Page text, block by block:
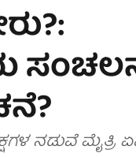
ನಡುವೆ ಮೈತ್ರಿ